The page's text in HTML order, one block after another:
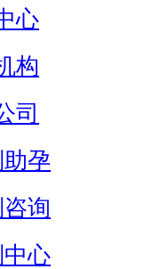
心
构
司
孕
询
中心